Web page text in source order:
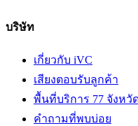
บริษัท
เกี่ยวกับ iVC
เสียงตอบรับลูกค้า
พื้นที่บริการ 77 จังหวั
คำถามที่พบบ่อย